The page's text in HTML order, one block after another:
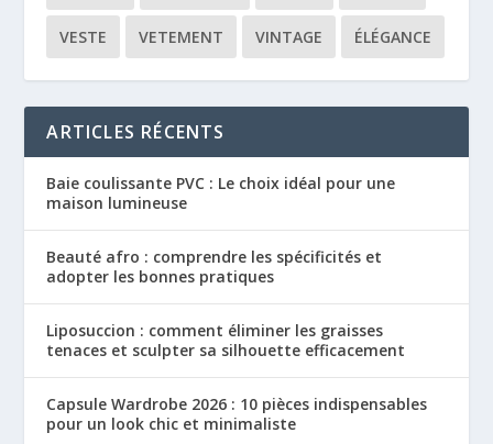
VESTE VETEMENT VINTAGE ÉLÉGANCE
ARTICLES RÉCENTS
Baie coulissante PVC : Le choix idéal pour une
maison lumineuse
Beauté afro : comprendre les spécificités et
adopter les bonnes pratiques
Liposuccion : comment éliminer les graisses
tenaces et sculpter sa silhouette efficacement
Capsule Wardrobe 2026 : 10 pièces indispensables
pour un look chic et minimaliste